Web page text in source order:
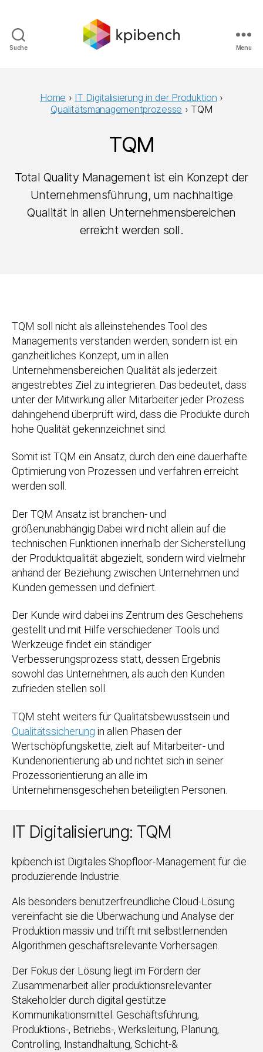
Suche
Management
Menu
Home › IT Digitalisierung in der Produktion ›
Qualitätsmanagementprozesse › TQM
TQM
Total Quality Management ist ein Konzept der
Unternehmensführung, um nachhaltige
Qualität in allen Unternehmensbereichen
erreicht werden soll.
TQM soll nicht als alleinstehendes Tool des
Managements verstanden werden, sondern ist ein
ganzheitliches Konzept, um in allen
Unternehmensbereichen Qualität als jederzeit
angestrebtes Ziel zu integrieren. Das bedeutet, dass
unter der Mitwirkung aller Mitarbeiter jeder Prozess
dahingehend überprüft wird, dass die Produkte durch
hohe Qualität gekennzeichnet sind.
Somit ist TQM ein Ansatz, durch den eine dauerhafte
Optimierung von Prozessen und verfahren erreicht
werden soll.
Der TQM Ansatz ist branchen- und
größenunabhängig.Dabei wird nicht allein auf die
technischen Funktionen innerhalb der Sicherstellung
der Produktqualität abgezielt, sondern wird vielmehr
anhand der Beziehung zwischen Unternehmen und
Kunden gemessen und definiert.
Der Kunde wird dabei ins Zentrum des Geschehens
gestellt und mit Hilfe verschiedener Tools und
Werkzeuge findet ein ständiger
Verbesserungsprozess statt, dessen Ergebnis
sowohl das Unternehmen, als auch den Kunden
zufrieden stellen soll.
TQM steht weiters für Qualitätsbewusstsein und
Qualitätssicherung in allen Phasen der
Wertschöpfungskette, zielt auf Mitarbeiter- und
Kundenorientierung ab und richtet sich in seiner
Prozessorientierung an alle im
Unternehmensgeschehen beteiligten Personen.
IT Digitalisierung: TQM
kpibench ist Digitales Shopfloor-Management für die
produzierende Industrie.
Als besonders benutzerfreundliche Cloud-Lösung
vereinfacht sie die Überwachung und Analyse der
Produktion massiv und trifft mit selbstlernenden
Algorithmen geschäftsrelevante Vorhersagen.
Der Fokus der Lösung liegt im Fördern der
Zusammenarbeit aller produktionsrelevanter
Stakeholder durch digital gestütze
Kommunikationsmittel: Geschäftsführung,
Produktions-, Betriebs-, Werksleitung, Planung,
Controlling, Instandhaltung, Schicht-&